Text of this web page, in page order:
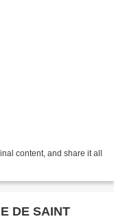
content, and share it all
DE SAINT